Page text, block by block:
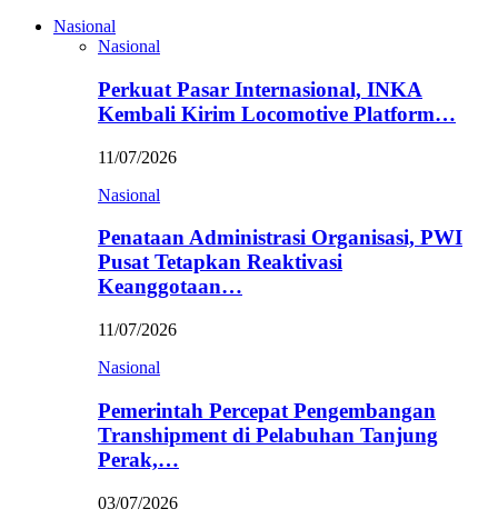
Nasional
Nasional
Perkuat Pasar Internasional, INKA
Kembali Kirim Locomotive Platform…
11/07/2026
Nasional
Penataan Administrasi Organisasi, PWI
Pusat Tetapkan Reaktivasi
Keanggotaan…
11/07/2026
Nasional
Pemerintah Percepat Pengembangan
Transhipment di Pelabuhan Tanjung
Perak,…
03/07/2026